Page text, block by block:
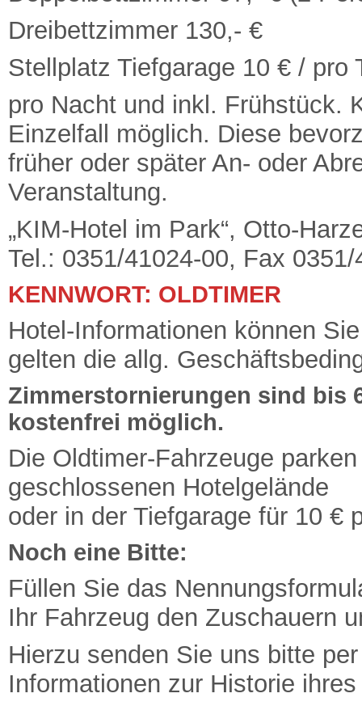
Dreibettzimmer 130,- €
Stellplatz Tiefgarage 10 € / pro
pro Nacht und inkl. Frühstück.
Einzelfall möglich. Diese
früher oder später An- oder
Veranstaltung.
„KIM-Hotel im Park“, Otto-
Tel.: 0351/41024-00, Fax
KENNWORT: OLDTIMER
Hotel-Informationen können
gelten die allg.
Zimmerstornierungen sind bis
kostenfrei möglich.
Die Oldtimer-Fahrzeuge
geschlossenen Hotelgelände
oder in der Tiefgarage für 10 €
Noch eine Bitte:
Füllen Sie das
Ihr Fahrzeug den Zuschauern
Hierzu senden Sie uns bitte
Informationen zur Historie